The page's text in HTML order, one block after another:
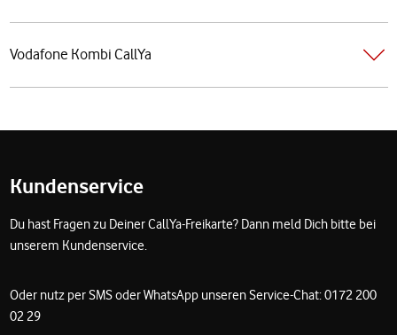
Vodafone Kombi CallYa
Kundenservice
Du hast Fragen zu Deiner CallYa-Freikarte? Dann meld Dich bitte bei
unserem Kundenservice.
Oder nutz per SMS oder WhatsApp unseren Service-Chat: 0172 200
02 29